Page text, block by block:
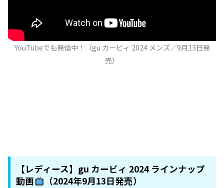
YouTubeでも発信中！（gu カービィ 2024 メンズ／9月13日発
売）
【レディース】gu カービィ 2024 ラインナップ
動画
（2024年9月13日発売）